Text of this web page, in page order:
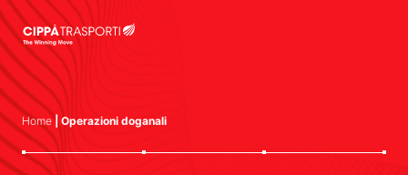
Home| Operazioni doganali